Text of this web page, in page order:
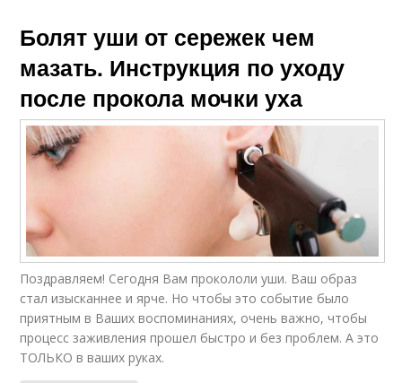
Болят уши от сережек чем
мазать. Инструкция по уходу
после прокола мочки уха
Поздравляем! Сегодня Вам прокололи уши. Ваш образ
стал изысканнее и ярче. Но чтобы это событие было
приятным в Ваших воспоминаниях, очень важно, чтобы
процесс заживления прошел быстро и без проблем. А это
ТОЛЬКО в ваших руках.